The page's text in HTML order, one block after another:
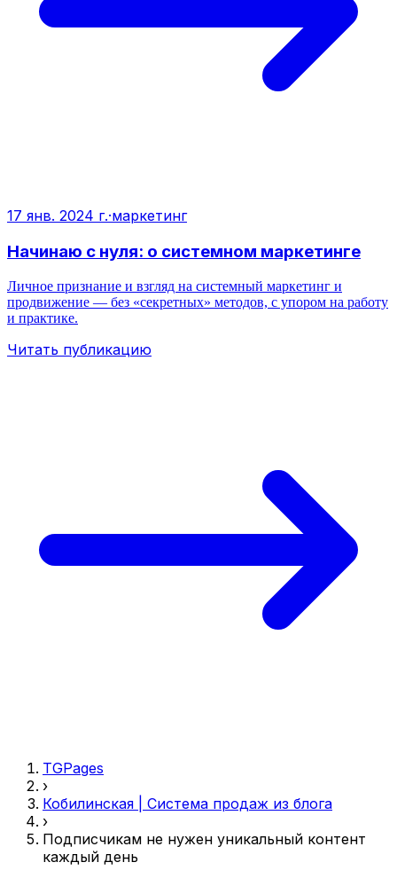
17 янв. 2024 г.·маркетинг
Начинаю с нуля: о системном маркетинге
Личное признание и взгляд на системный маркетинг и
продвижение — без «секретных» методов, с упором на работу
и практике.
Читать публикацию
TGPages
›
Кобилинская | Система продаж из блога
›
Подписчикам не нужен уникальный контент
каждый день